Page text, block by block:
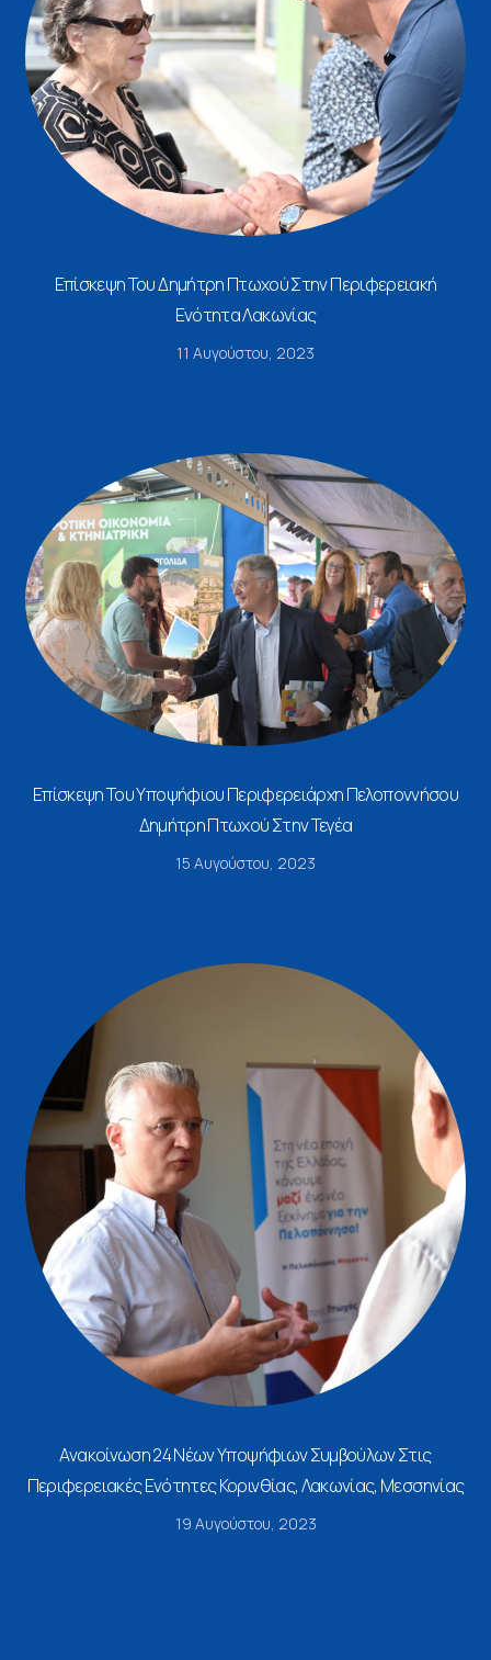
Επίσκεψη Του Δημήτρη Πτωχού Στην Περιφερειακή
Ενότητα Λακωνίας
11 Αυγούστου, 2023
Επίσκεψη Του Υποψήφιου Περιφερειάρχη Πελοποννήσου
Δημήτρη Πτωχού Στην Τεγέα
15 Αυγούστου, 2023
Ανακοίνωση 24 Νέων Υποψήφιων Συμβούλων Στις
Περιφερειακές Ενότητες Κορινθίας, Λακωνίας, Μεσσηνίας
19 Αυγούστου, 2023